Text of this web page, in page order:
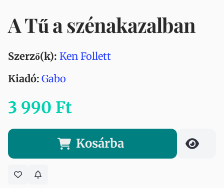
A Tű a szénakazalban
Szerző(k): Ken Follett
Kiadó: Gabo
3 990 Ft
Kosárba